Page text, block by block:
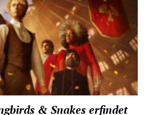
& Snakes erfindet